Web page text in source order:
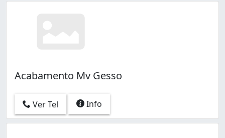
Acabamento Mv Gesso
Ver Tel Info